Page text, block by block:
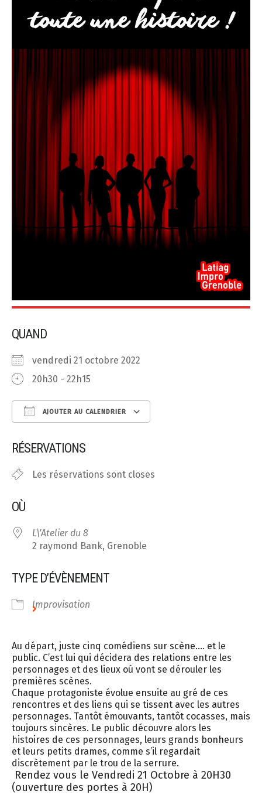
QUAND
vendredi 21 octobre 2022
20h30 - 22h15
AJOUTER AU CALENDRIER
RÉSERVATIONS
Les réservations sont closes
OÙ
L\'Atelier du 8
2 raymond Bank, Grenoble
TYPE D’ÉVÈNEMENT
Improvisation
Au départ, juste cinq comédiens sur scène…. et le
public. C’est lui qui décidera des relations entre les
personnages et des lieux où vont se dérouler les
premières scènes.
Chaque protagoniste évolue ensuite au gré de ces
rencontres et des liens qui se tissent avec les autres
personnages. Tantôt émouvants, tantôt cocasses, mais
toujours sincères. Le public découvre alors les
histoires de ces personnages, leurs grands bonheurs
et leurs petits drames, comme s’il regardait
discrètement par le trou de la serrure.
Rendez vous le Vendredi 21 Octobre à 20H30
(ouverture des portes à 20H)